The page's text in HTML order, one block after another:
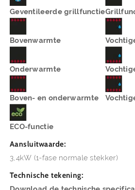
Geventileerde grillfunctie
Bovenwarmte
Onderwarmte
Boven- en onderwarmte
ECO-functie
Aansluitwaarde:
3,4kW (1-fase normale stekker)
Technische tekening: